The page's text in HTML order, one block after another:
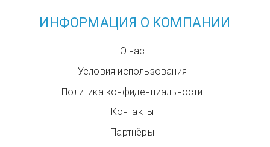
ИНФОРМАЦИЯ О КОМПАНИИ
О нас
Условия использования
Политика конфиденциальности
Контакты
Партнёры